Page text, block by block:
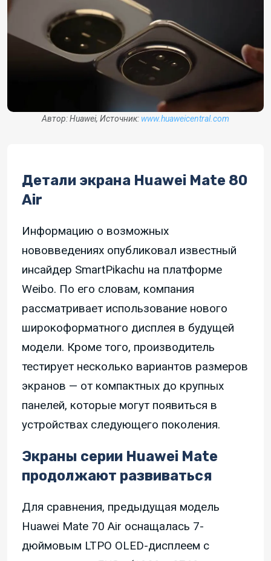
Автор: Huawei, Источник: www.huaweicentral.com
Детали экрана Huawei Mate 80
Air
Информацию о возможных
нововведениях опубликовал известный
инсайдер SmartPikachu на платформе
Weibo. По его словам, компания
рассматривает использование нового
широкоформатного дисплея в будущей
модели. Кроме того, производитель
тестирует несколько вариантов размеров
экранов — от компактных до крупных
панелей, которые могут появиться в
устройствах следующего поколения.
Экраны серии Huawei Mate
продолжают развиваться
Для сравнения, предыдущая модель
Huawei Mate 70 Air оснащалась 7-
дюймовым LTPO OLED-дисплеем с